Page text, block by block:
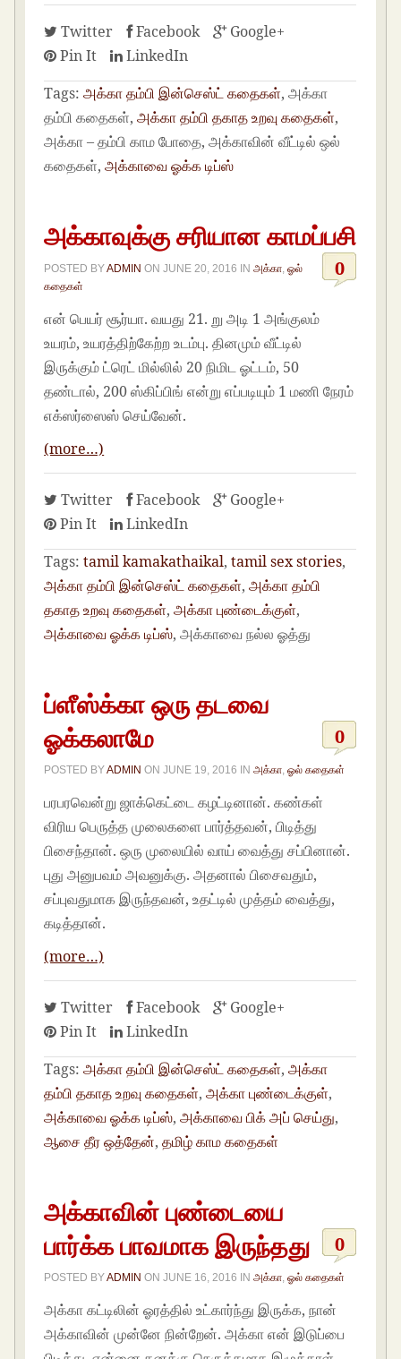
Twitter Facebook
Google+
Pin It
LinkedIn
Tags: அக்கா தம்பி இன்செஸ்ட் கதைகள், அக்கா
தம்பி கதைகள்,அக்கா தம்பி தகாத உறவு கதைகள்,
அக்கா – தம்பி காம போதை, அக்காவின் வீட்டில் ஒல்
கதைகள்,அக்காவை ஓக்க டிப்ஸ்
அக்காவுக்கு சரியான காமப்பசி
0
POSTED BYADMIN ONJUNE 20, 2016 INஅக்கா ,ஓல்
கதைகள்
என் பெயர் சூர்யா. வயது 21. று அடி 1 அங்குலம்
உயரம், உயரத்திற்கேற்ற உடம்பு. தினமும் வீட்டில்
இருக்கும் ட்ரெட் மில்லில் 20 நிமிட ஓட்டம், 50
தண்டால், 200 ஸ்கிப்பிங் என்று எப்படியும் 1 மணி நேரம்
எக்ஸர்ஸைஸ் செய்வேன்.
(more…)
Twitter Facebook
Google+
Pin It
LinkedIn
Tags: tamil kamakathaikal,tamil sex stories,
அக்கா தம்பி இன்செஸ்ட் கதைகள்,அக்கா தம்பி
தகாத உறவு கதைகள்,அக்கா புண்டைக்குள்,
அக்காவை ஓக்க டிப்ஸ், அக்காவை நல்ல ஓத்து
ப்ளீஸ்க்கா ஒரு தடவை
ஓக்கலாமே
0
POSTED BYADMIN ONJUNE 19, 2016 INஅக்கா ,ஓல் கதைகள்
பரபரவென்று ஜாக்கெட்டை கழட்டினான். கண்கள்
விரிய பெருத்த முலைகளை பார்த்தவன், பிடித்து
பிசைந்தான். ஒரு முலையில் வாய் வைத்து சப்பினான்.
புது அனுபவம் அவனுக்கு. அதனால் பிசைவதும்,
சப்புவதுமாக இருந்தவன், உதட்டில் முத்தம் வைத்து,
கடித்தான்.
(more…)
Twitter Facebook
Google+
Pin It
LinkedIn
Tags: அக்கா தம்பி இன்செஸ்ட் கதைகள்,அக்கா
தம்பி தகாத உறவு கதைகள்,அக்கா புண்டைக்குள்,
அக்காவை ஓக்க டிப்ஸ்,அக்காவை பிக் அப் செய்து,
ஆசை தீர ஒத்தேன்,தமிழ் காம கதைகள்
அக்காவின் புண்டையை
பார்க்க பாவமாக இருந்தது
0
POSTED BYADMIN ONJUNE 16, 2016 INஅக்கா ,ஓல் கதைகள்
அக்கா கட்டிலின் ஓரத்தில் உட்கார்ந்து இருக்க, நான்
அக்காவின் முன்னே நின்றேன். அக்கா என் ‎இடுப்பை